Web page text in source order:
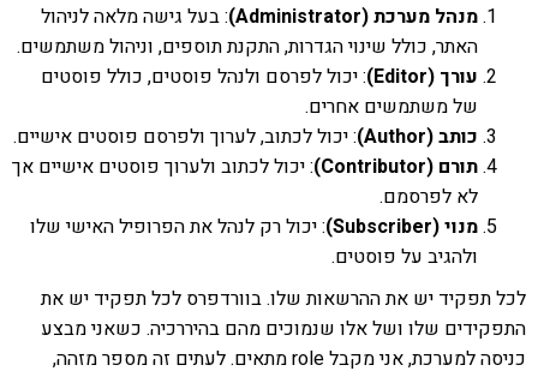
מנהל מערכת (Administrator)
: בעל גישה מלאה לניהול
האתר, כולל שינוי הגדרות, התקנת תוספים, וניהול משתמשים.
עורך (Editor)
: יכול לפרסם ולנהל פוסטים, כולל פוסטים
של משתמשים אחרים.
כותב (Author)
: יכול לכתוב, לערוך ולפרסם פוסטים אישיים.
תורם (Contributor)
: יכול לכתוב ולערוך פוסטים אישיים אך
לא לפרסמם.
מנוי (Subscriber)
: יכול רק לנהל את הפרופיל האישי שלו
ולהגיב על פוסטים.
לכל תפקיד יש את ההרשאות שלו. בוורדפרס לכל תפקיד יש את
התפקידים שלו ושל אלו שנמוכים מהם בהיררכיה. כשאני מבצע
כניסה למערכת, אני מקבל role מתאים. לעתים זה מספר מזהה,